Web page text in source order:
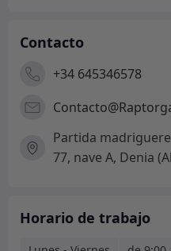
Contacto
+34 645346578
Partida
77, nave A, Denia
Horario de trabajo